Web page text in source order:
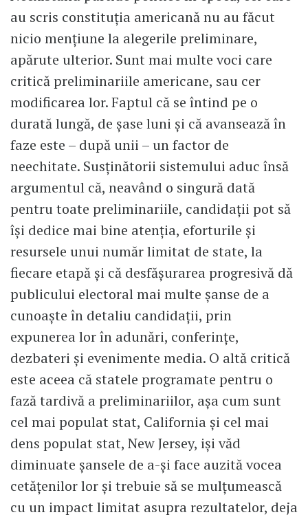
au scris constituţia americană nu au făcut
nicio menţiune la alegerile preliminare,
apărute ulterior. Sunt mai multe voci care
critică preliminariile americane, sau cer
modificarea lor. Faptul că se întind pe o
durată lungă, de şase luni şi că avansează în
faze este – după unii – un factor de
neechitate. Susţinătorii sistemului aduc însă
argumentul că, neavând o singură dată
pentru toate preliminariile, candidaţii pot să
îşi dedice mai bine atenţia, eforturile şi
resursele unui număr limitat de state, la
fiecare etapă şi că desfăşurarea progresivă dă
publicului electoral mai multe şanse de a
cunoaşte în detaliu candidaţii, prin
expunerea lor în adunări, conferinţe,
dezbateri şi evenimente media. O altă critică
este aceea că statele programate pentru o
fază tardivă a preliminariilor, aşa cum sunt
cel mai populat stat, California şi cel mai
dens populat stat, New Jersey, işi văd
diminuate şansele de a-şi face auzită vocea
cetăţenilor lor şi trebuie să se mulţumească
cu un impact limitat asupra rezultatelor, deja